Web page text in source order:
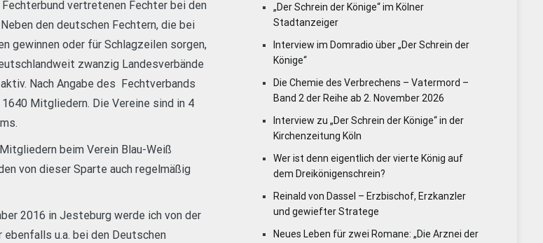
vertretenen Fechter bei den
den deutschen Fechtern, die bei
gewinnen oder für Schlagzeilen sorgen,
zwanzig Landesverbände
Nach Angabe des Fechtverbands
Mitgliedern. Die Vereine sind in 4
beim Verein Blau-Weiß
von dieser Sparte auch regelmäßig
2016 in Jesteburg werde ich von der
u.a. bei den Deutschen
„Der Schrein der Könige“ im Kölner
Stadtanzeiger
Interview im Domradio über „Der Schrein der
Könige“
Die Chemie des Verbrechens – Vatermord –
Band 2 der Reihe ab 2. November 2026
Interview zu „Der Schrein der Könige“ in der
Kirchenzeitung Köln
Wer ist denn eigentlich der vierte König auf
dem Dreikönigenschrein?
Reinald von Dassel – Erzbischof, Erzkanzler
und gewiefter Stratege
Neues Leben für zwei Romane: „Die Arznei der